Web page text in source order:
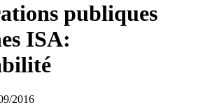
publiques
ISA:
2016